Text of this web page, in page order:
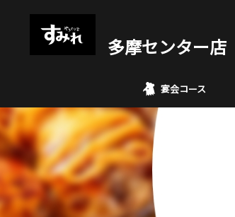
多摩センター店
宴会コース